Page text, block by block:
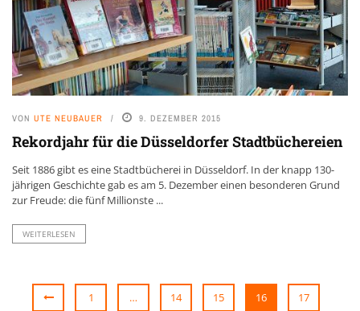
VON UTE NEUBAUER 9. DEZEMBER 2015
Rekordjahr für die Düsseldorfer Stadtbüchereien
Seit 1886 gibt es eine Stadtbücherei in Düsseldorf. In der knapp 130-
jährigen Geschichte gab es am 5. Dezember einen besonderen Grund
zur Freude: die fünf Millionste ...
WEITERLESEN
1 … 14 15 16 17